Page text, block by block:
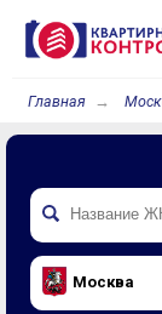
Главная
Москва